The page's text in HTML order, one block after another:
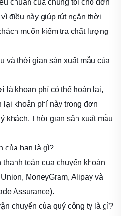
chuẩn của chúng tôi cho đơn
điều này giúp rút ngắn thời
muốn kiểm tra chất lượng
và thời gian sản xuất mẫu của
là khoản phí có thể hoàn lại,
lại khoản phí này trong đơn
khách. Thời gian sản xuất mẫu
của bạn là gì?
toán qua chuyển khoản
MoneyGram, Alipay và
Assurance).
chuyển của quý công ty là gì?